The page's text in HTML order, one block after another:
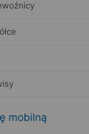
mobilną